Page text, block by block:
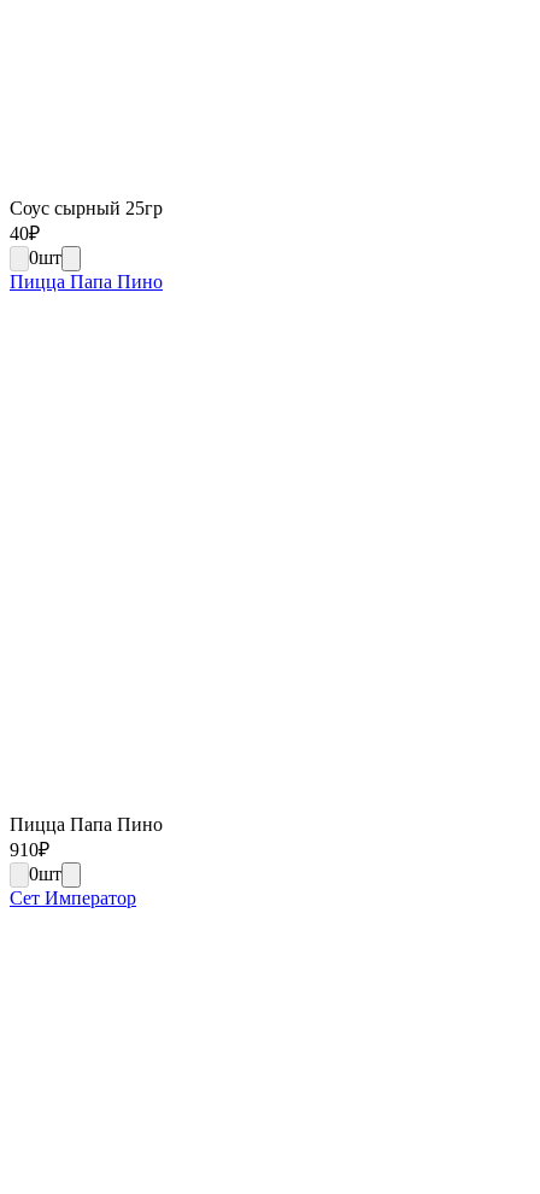
Соус сырный 25гр
40₽
0шт
Пицца Папа Пино
Пицца Папа Пино
910₽
0шт
Сет Император